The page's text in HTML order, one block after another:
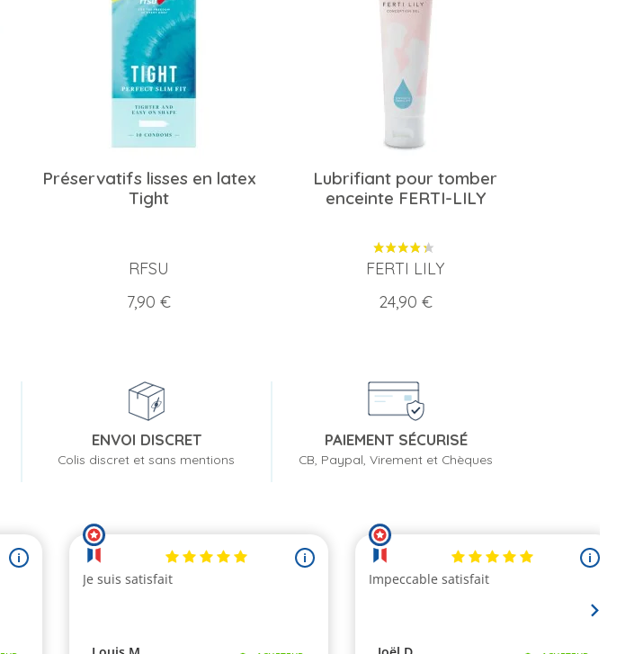
Préservatifs lisses en latex
Tight
RFSU
Prix
7,90 €
Lubrifiant pour tomber
enceinte FERTI-LILY
FERTI LILY
Prix
24,90 €
ENVOI DISCRET
Colis discret et sans mentions
PAIEMENT SÉCURISÉ
CB, Paypal, Virement et Chèques